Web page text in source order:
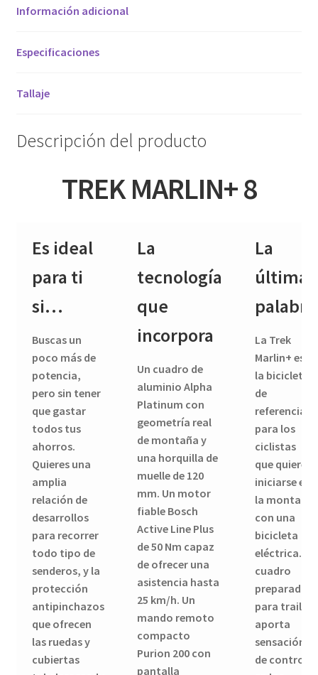
Información adicional
Especificaciones
Tallaje
Descripción del producto
TREK MARLIN+ 8
Es ideal
para ti
si…
Buscas un
poco más de
potencia,
pero sin tener
que gastar
todos tus
ahorros.
Quieres una
amplia
relación de
desarrollos
para recorrer
todo tipo de
senderos, y la
protección
antipinchazos
que ofrecen
las ruedas y
cubiertas
La
tecnología
que
incorpora
Un cuadro de
aluminio Alpha
Platinum con
geometría real
de montaña y
una horquilla de
muelle de 120
mm. Un motor
fiable Bosch
Active Line Plus
de 50 Nm capaz
de ofrecer una
asistencia hasta
25 km/h. Un
mando remoto
compacto
Purion 200 con
pantalla
La
última
palabra
La Trek
Marlin+ es
la bicicleta
de
referencia
para los
ciclistas
que quieren
iniciarse en
la montaña
con una
bicicleta
eléctrica. El
cuadro
preparado
para trail
aporta
sensación
de control